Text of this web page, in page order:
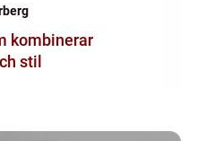
kombinerar
stil